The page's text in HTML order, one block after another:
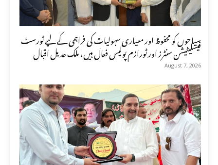
سیاحوں کو محفوظ اور معیاری سہولیات کی فراہمی کے لیے ٹورسٹ
فیسلیٹیشن سنٹرز اور ٹورازم پولیس فعال ہیں، ملک عدیل اقبال
August 7, 2026